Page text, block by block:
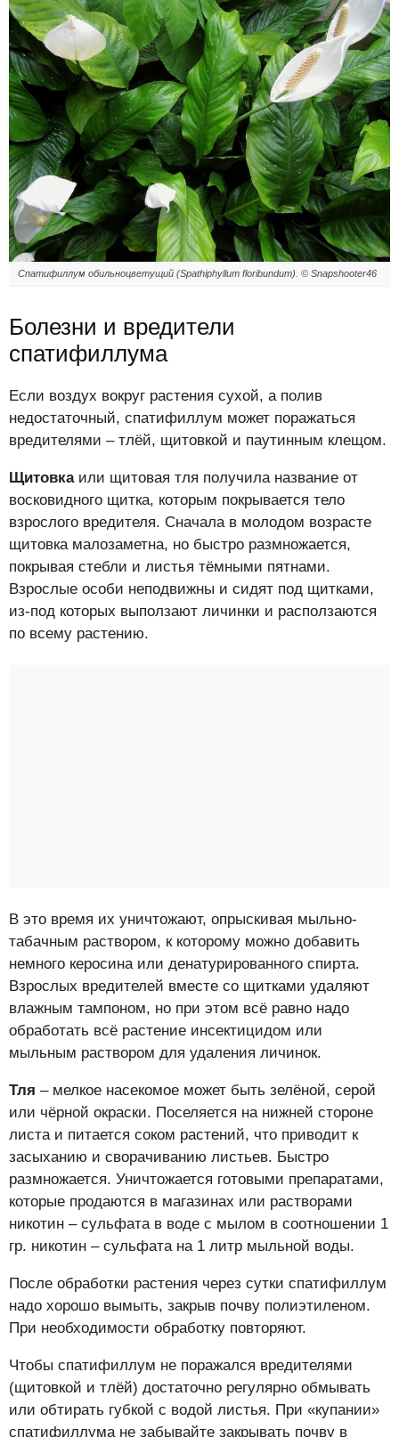
Спатифиллум обильноцветущий (Spathiphyllum floribundum). © Snapshooter46
Болезни и вредители
спатифиллума
Если воздух вокруг растения сухой, а полив
недостаточный, спатифиллум может поражаться
вредителями – тлёй, щитовкой и паутинным клещом.
Щитовкаили щитовая тля получила название от
восковидного щитка, которым покрывается тело
взрослого вредителя. Сначала в молодом возрасте
щитовка малозаметна, но быстро размножается,
покрывая стебли и листья тёмными пятнами.
Взрослые особи неподвижны и сидят под щитками,
из-под которых выползают личинки и расползаются
по всему растению.
В это время их уничтожают, опрыскивая мыльно-
табачным раствором, к которому можно добавить
немного керосина или денатурированного спирта.
Взрослых вредителей вместе со щитками удаляют
влажным тампоном, но при этом всё равно надо
обработать всё растение инсектицидом или
мыльным раствором для удаления личинок.
Тля – мелкое насекомое может быть зелёной, серой
или чёрной окраски. Поселяется на нижней стороне
листа и питается соком растений, что приводит к
засыханию и сворачиванию листьев. Быстро
размножается. Уничтожается готовыми препаратами,
которые продаются в магазинах или растворами
никотин – сульфата в воде с мылом в соотношении 1
гр. никотин – сульфата на 1 литр мыльной воды.
После обработки растения через сутки спатифиллум
надо хорошо вымыть, закрыв почву полиэтиленом.
При необходимости обработку повторяют.
Чтобы спатифиллум не поражался вредителями
(щитовкой и тлёй) достаточно регулярно обмывать
или обтирать губкой с водой листья. При «купании»
спатифиллума не забывайте закрывать почву в